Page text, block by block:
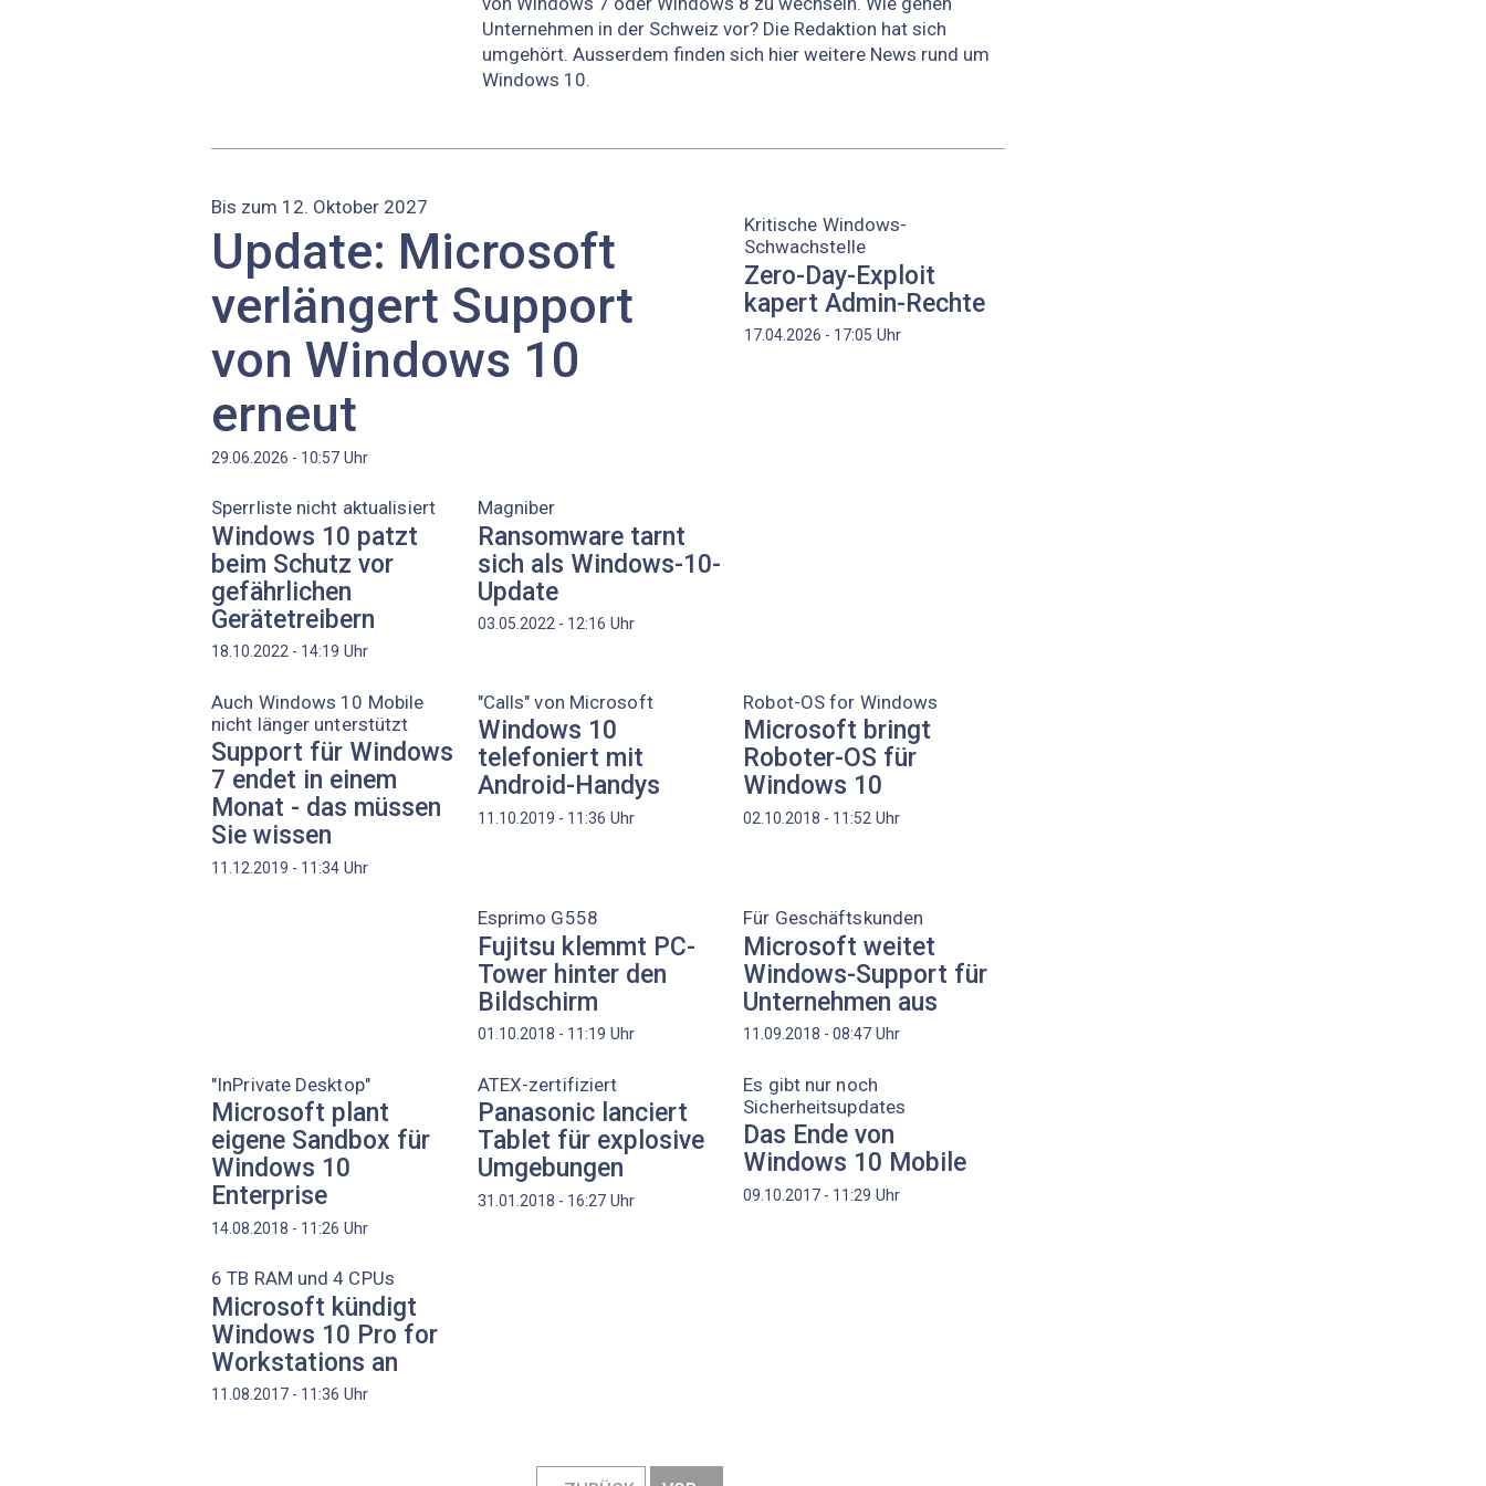
Unternehmen in der Schweiz vor? Die Redaktion hat sich
umgehört. Ausserdem finden sich hier weitere News rund um
Windows 10.
Bis zum 12. Oktober 2027
Update: Microsoft
verlängert Support
von Windows 10
erneut
29.06.2026 - 10:57 Uhr
Kritische Windows-
Schwachstelle
Zero-Day-Exploit
kapert Admin-Rechte
17.04.2026 - 17:05 Uhr
Sperrliste nicht aktualisiert
Windows 10 patzt
beim Schutz vor
gefährlichen
Gerätetreibern
18.10.2022 - 14:19 Uhr
Magniber
Ransomware tarnt
sich als Windows-10-
Update
03.05.2022 - 12:16 Uhr
Auch Windows 10 Mobile
nicht länger unterstützt
Support für Windows
7 endet in einem
Monat - das müssen
Sie wissen
11.12.2019 - 11:34 Uhr
"Calls" von Microsoft
Windows 10
telefoniert mit
Android-Handys
11.10.2019 - 11:36 Uhr
Robot-OS for Windows
Microsoft bringt
Roboter-OS für
Windows 10
02.10.2018 - 11:52 Uhr
Esprimo G558
Fujitsu klemmt PC-
Tower hinter den
Bildschirm
01.10.2018 - 11:19 Uhr
Für Geschäftskunden
Microsoft weitet
Windows-Support für
Unternehmen aus
11.09.2018 - 08:47 Uhr
"InPrivate Desktop"
Microsoft plant
eigene Sandbox für
Windows 10
Enterprise
14.08.2018 - 11:26 Uhr
ATEX-zertifiziert
Panasonic lanciert
Tablet für explosive
Umgebungen
31.01.2018 - 16:27Uhr
Es gibt nur noch
Sicherheitsupdates
Das Ende von
Windows 10 Mobile
09.10.2017 - 11:29 Uhr
6 TB RAM und 4 CPUs
Microsoft kündigt
Windows 10 Pro for
Workstations an
11.08.2017 - 11:36 Uhr